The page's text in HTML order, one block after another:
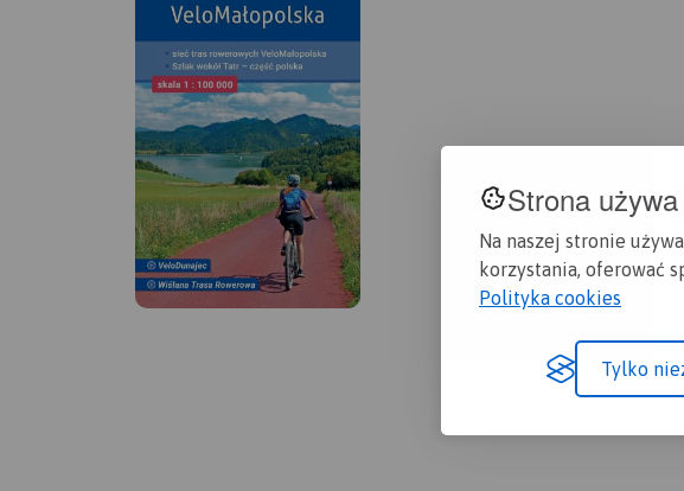
Strona
Na naszej stronie
korzystania, oferować
Polityka cookies
Tylko